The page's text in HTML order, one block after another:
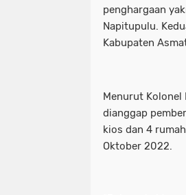
penghargaan
Napitupulu.
Kabupaten
Menurut Kolonel
dianggap
kios dan 4
Oktober 2022.